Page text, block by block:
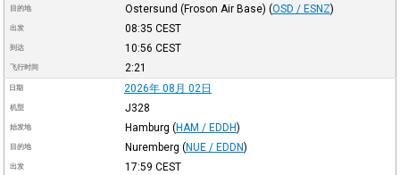
目的地 Ostersund (Froson Air Base) (OSD / ESNZ)
出发 08:35 CEST
到达 10:56 CEST
飞行时间 2:21
日期 2026年 08月 02日
机型 J328
始发地 Hamburg (HAM / EDDH)
目的地 Nuremberg (NUE / EDDN)
出发 17:59 CEST